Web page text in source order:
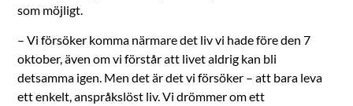
som möjligt.
– Vi försöker komma närmare det liv vi hade före den 7
oktober, även om vi förstår att livet aldrig kan bli
detsamma igen. Men det är det vi försöker – att bara leva
ett enkelt, anspråkslöst liv. Vi drömmer om ett